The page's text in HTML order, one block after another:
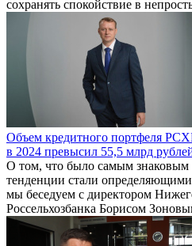
сохранять спокойствие в
Объем кредитного портфеля
в 2024 превысил 55,5 млрд
О том, что было самым знаковым
тенденции стали
мы беседуем с директором
Россельхозбанка Борисом